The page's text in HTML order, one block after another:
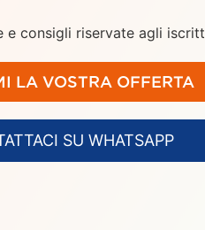
e consigli riservate agli
LA VOSTRA OFFERTA
SU WHATSAPP